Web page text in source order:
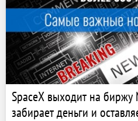
SpaceX выходит на
забирает деньги и